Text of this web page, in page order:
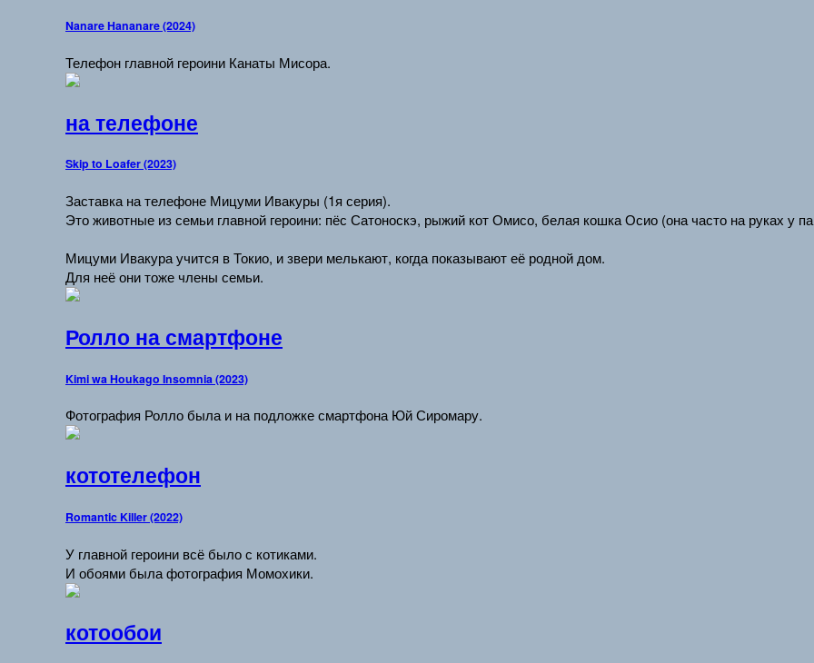
Nanare Hananare (2024)
Телефон главной героини Канаты Мисора.
на телефоне
Skip to Loafer (2023)
Заставка на телефоне Мицуми Ивакуры (1я серия).
Это животные из семьи главной героини: пёс Сатоноскэ, рыжий кот Омисо, белая кошка Осио (она часто на руках у
Мицуми Ивакура учится в Токио, и звери мелькают, когда показывают её родной дом.
Для неё они тоже члены семьи.
Ролло на смартфоне
Kimi wa Houkago Insomnia (2023)
Фотография Ролло была и на подложке смартфона Юй Сиромару.
кототелефон
Romantic Killer (2022)
У главной героини всё было с котиками.
И обоями была фотография Момохики.
котообои